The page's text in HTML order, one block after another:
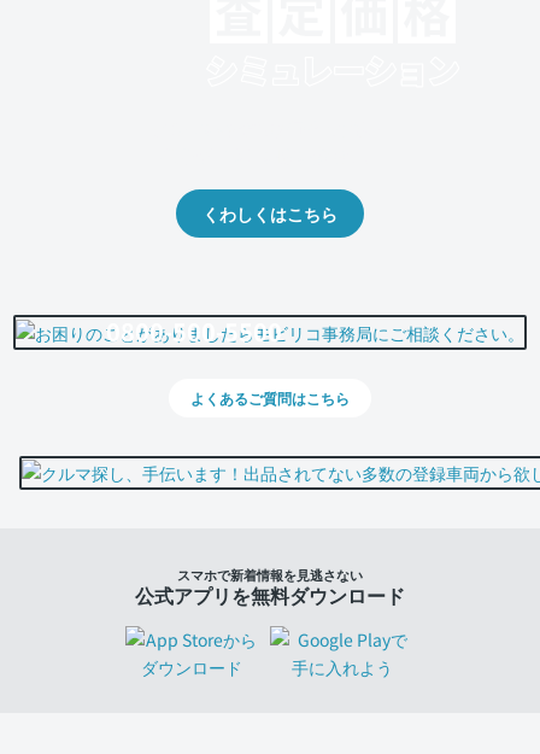
くわしくはこちら
0800-500-5500
よくあるご質問はこちら
スマホで新着情報を見逃さない
公式アプリを無料ダウンロード